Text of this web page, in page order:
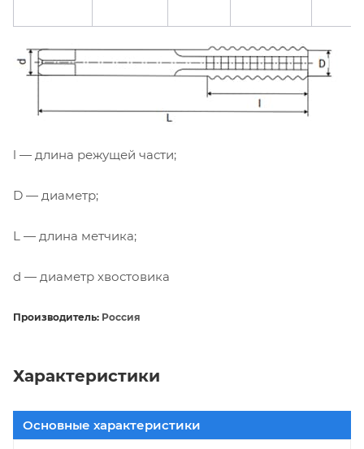
l — длина режущей части;
D — диаметр;
L — длина метчика;
d — диаметр хвостовика
Производитель: Россия
Характеристики
Основные характеристики